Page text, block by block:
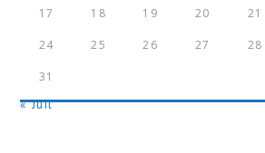
17 18 19 20 21
24 25 26 27 28
31
« Juil